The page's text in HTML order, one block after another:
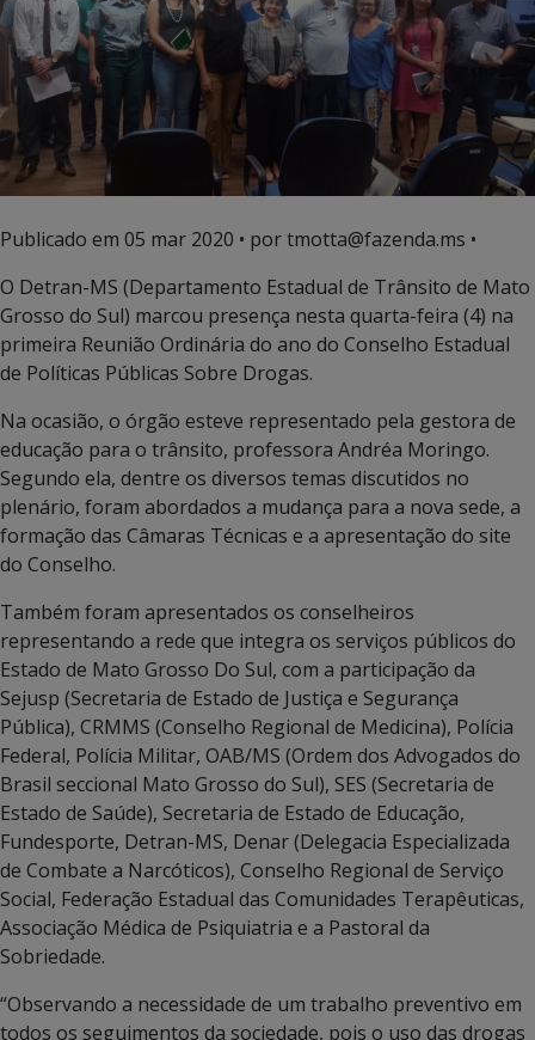
Publicado em 05 mar 2020 • por tmotta@fazenda.ms •
O Detran-MS (Departamento Estadual de Trânsito de Mato
Grosso do Sul) marcou presença nesta quarta-feira (4) na
primeira Reunião Ordinária do ano do Conselho Estadual
de Políticas Públicas Sobre Drogas.
Na ocasião, o órgão esteve representado pela gestora de
educação para o trânsito, professora Andréa Moringo.
Segundo ela, dentre os diversos temas discutidos no
plenário, foram abordados a mudança para a nova sede, a
formação das Câmaras Técnicas e a apresentação do site
do Conselho.
Também foram apresentados os conselheiros
representando a rede que integra os serviços públicos do
Estado de Mato Grosso Do Sul, com a participação da
Sejusp (Secretaria de Estado de Justiça e Segurança
Pública), CRMMS (Conselho Regional de Medicina), Polícia
Federal, Polícia Militar, OAB/MS (Ordem dos Advogados do
Brasil seccional Mato Grosso do Sul), SES (Secretaria de
Estado de Saúde), Secretaria de Estado de Educação,
Fundesporte, Detran-MS, Denar (Delegacia Especializada
de Combate a Narcóticos), Conselho Regional de Serviço
Social, Federação Estadual das Comunidades Terapêuticas,
Associação Médica de Psiquiatria e a Pastoral da
Sobriedade.
“Observando a necessidade de um trabalho preventivo em
todos os seguimentos da sociedade, pois o uso das drogas